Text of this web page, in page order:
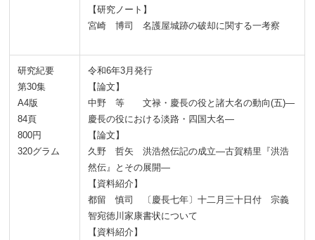
【研究ノート】
宮崎 博司 名護屋城跡の破却に関する一考察
研究紀要
第30集
A4版
84頁
800円
320グラム
令和6年3月発行
【論文】
中野 等 文禄・慶長の役と諸大名の動向(五)―
慶長の役における淡路・四国大名―
【論文】
久野 哲矢 洪浩然伝記の成立―古賀精里『洪浩
然伝』とその展開―
【資料紹介】
都留 慎司 〔慶長七年〕十二月三十日付 宗義
智宛徳川家康書状について
【資料紹介】